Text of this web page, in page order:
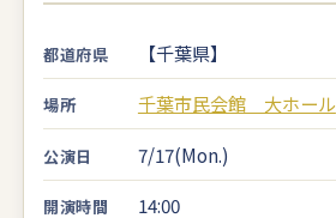
都道府県 【千葉県】
場所 千葉市民会館 大ホール
公演日 7/17(Mon.)
開演時間 14:00